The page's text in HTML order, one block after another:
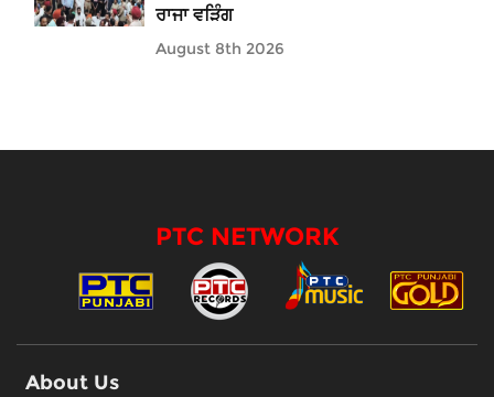
ਰਾਜਾ ਵੜਿੰਗ
August 8th 2026
PTC NETWORK
About Us